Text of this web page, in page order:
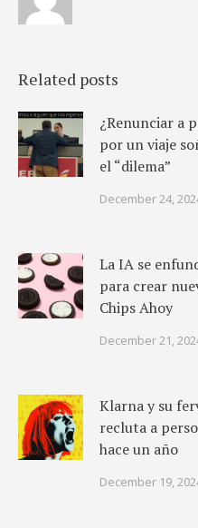
Related posts
¿Renunciar a
por un viaje
el “dilema”
December 24,
La IA se
para crear
Chips Ahoy
December 21,
Klarna y su
recluta a
hace un año
December 19,